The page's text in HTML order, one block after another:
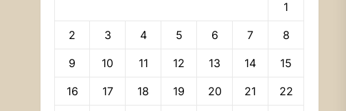
1
2 3 4 5 6 7 8
9 10 11 12 13 14 15
16 17 18 19 20 21 22